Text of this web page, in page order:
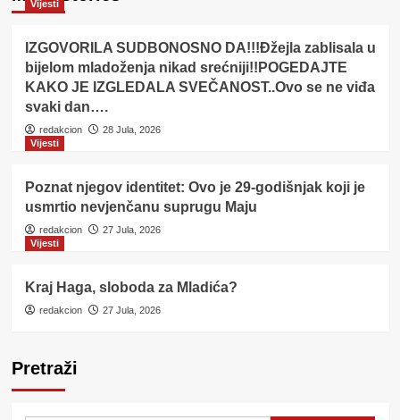
Vijesti
IZGOVORILA SUDBONOSNO DA!!!Đžejla zablisala u
bijelom mladoženja nikad srećniji!!POGEDAJTE
KAKO JE IZGLEDALA SVEČANOST..Ovo se ne viđa
svaki dan….
redakcion
28 Jula, 2026
Vijesti
Poznat njegov identitet: Ovo je 29-godišnjak koji je
usmrtio nevjenčanu suprugu Maju
redakcion
27 Jula, 2026
Vijesti
Kraj Haga, sloboda za Mladića?
redakcion 27 Jula, 2026
Pretraži